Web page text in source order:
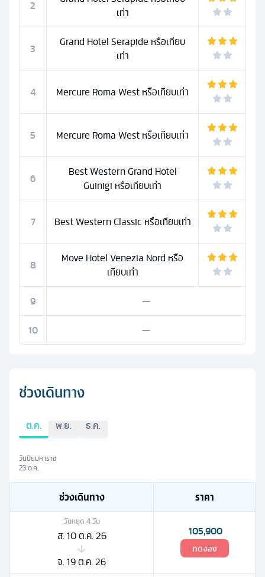
2
เท่า
3
Grand Hotel Serapide หรือเทียบ
เท่า
4 Mercure Roma West หรือเทียบเท่า
5 Mercure Roma West หรือเทียบเท่า
6
Best Western Grand Hotel
Guinigi หรือเทียบเท่า
7 Best Western Classic หรือเทียบเท่า
8
Move Hotel Venezia Nord หรือ
เทียบเท่า
9
—
10
—
ช่วงเดินทาง
ต.ค. พ.ย. ธ.ค.
วันปิยมหาราช
23 ต.ค.
ช่วงเดินทาง ราคา
วันหยุด 4วัน
ส. 10 ต.ค. 26
จ. 19 ต.ค. 26
105,900
กดจอง